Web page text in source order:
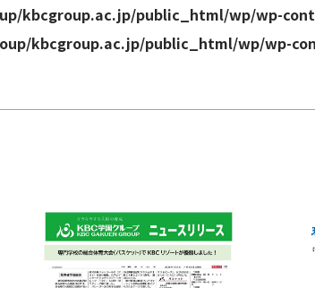
kbcgroup.ac.jp/public_html/wp/wp-
kbcgroup.ac.jp/public_html/wp/wp-